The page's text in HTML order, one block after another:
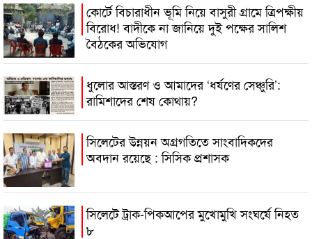
কোর্টে বিচারাধীন ভূমি নিয়ে বাসুরী গ্রামে ত্রিপক্ষীয়
বিরোধ! বাদীকে না জানিয়ে দুই পক্ষের সালিশ
বৈঠকের অভিযোগ
ধুলোর আস্তরণ ও আমাদের ‘ধর্ষণের সেঞ্চুরি’:
রামিশাদের শেষ কোথায়?
সিলেটের উন্নয়ন অগ্রগতিতে সাংবাদিকদের
অবদান রয়েছে : সিসিক প্রশাসক
সিলেটে ট্রাক-পিকআপের মুখোমুখি সংঘর্ষে নিহত
৮